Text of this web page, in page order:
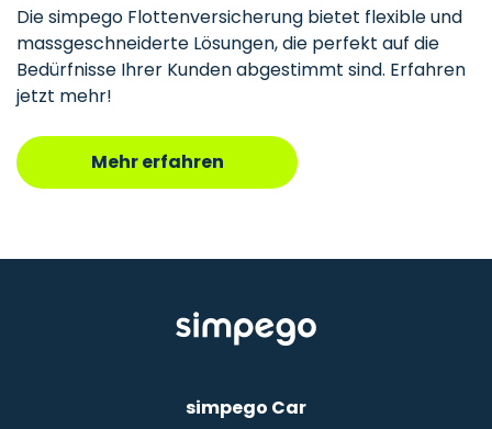
Die simpego Flottenversicherung bietet flexible und
massgeschneiderte Lösungen, die perfekt auf die
Bedürfnisse Ihrer Kunden abgestimmt sind. Erfahren
jetzt mehr!
Mehr erfahren
simpego Car